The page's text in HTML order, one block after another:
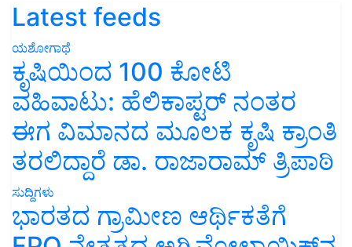
Latest feeds
ಯಶೋಗಾಥೆ
ಕೃಷಿಯಿಂದ 100 ಕೋಟಿ
ವಹಿವಾಟು: ಹೆಲಿಕಾಪ್ಟರ್ ನಂತರ
ಈಗ ವಿಮಾನದ ಮೂಲಕ ಕೃಷಿ ಕ್ರಾಂತಿ
ತರಲಿದ್ದಾರೆ ಡಾ. ರಾಜಾರಾಮ್ ತ್ರಿಪಾಠಿ
ಸುದ್ದಿಗಳು
ಭಾರತದ ಗ್ರಾಮೀಣ ಆರ್ಥಿಕತೆಗೆ